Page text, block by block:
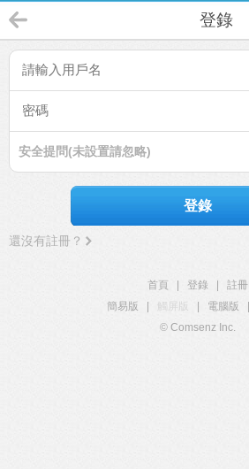
登錄
安全提問(未設置請忽略)
登錄
還沒有註冊？
首頁 登錄
註冊
簡易版
觸屏版 電腦版
© Comsenz Inc.